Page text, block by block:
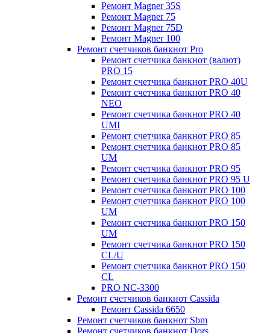
Ремонт Magner 35S
Ремонт Magner 75
Ремонт Magner 75D
Ремонт Magner 100
Ремонт счетчиков банкнот Pro
Ремонт счетчика банкнот (валют)
PRO 15
Ремонт счетчика банкнот PRO 40U
Ремонт счетчика банкнот PRO 40
NEO
Ремонт счетчика банкнот PRO 40
UMI
Ремонт счетчика банкнот PRO 85
Ремонт счетчика банкнот PRO 85
UM
Ремонт счетчика банкнот PRO 95
Ремонт счетчика банкнот PRO 95 U
Ремонт счетчика банкнот PRO 100
Ремонт счетчика банкнот PRO 100
UM
Ремонт счетчика банкнот PRO 150
UM
Ремонт счетчика банкнот PRO 150
CL/U
Ремонт счетчика банкнот PRO 150
CL
PRO NC-3300
Ремонт счетчиков банкнот Cassida
Ремонт Cassida 6650
Ремонт счетчиков банкнот Sbm
Ремонт счетчиков банкнот Dors